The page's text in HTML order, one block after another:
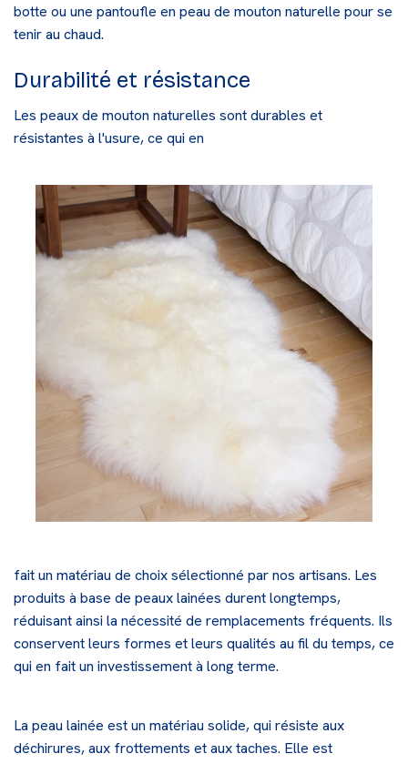
botte ou une pantoufle en peau de mouton naturelle pour se
tenir au chaud.
Durabilité et résistance
Les peaux de mouton naturelles sont durables et
résistantes à l'usure, ce qui en
fait un matériau de choixsélectionné par nos artisans. Les
produits à base de peaux lainées durent longtemps,
réduisant ainsi la nécessité de remplacements fréquents. Ils
conservent leurs formes et leurs qualités au fil du temps, ce
qui en fait un investissement à long terme.
La peau lainée est un matériau solide, qui résiste aux
déchirures, aux frottements et aux taches. Elle est